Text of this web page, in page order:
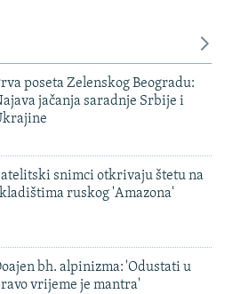
poseta Zelenskog Beogradu:
jačanja saradnje Srbije i
snimci otkrivaju štetu na
ruskog 'Amazona'
bh. alpinizma: 'Odustati u
vrijeme je mantra'